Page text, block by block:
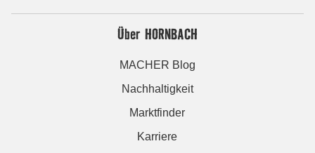
Über HORNBACH
MACHER Blog
Nachhaltigkeit
Marktfinder
Karriere